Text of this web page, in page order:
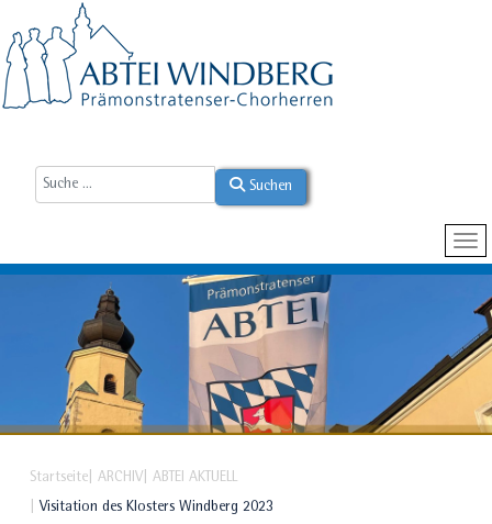
Suchen
Startseite ARCHIV
ABTEI AKTUELL
Visitation des Klosters Windberg 2023